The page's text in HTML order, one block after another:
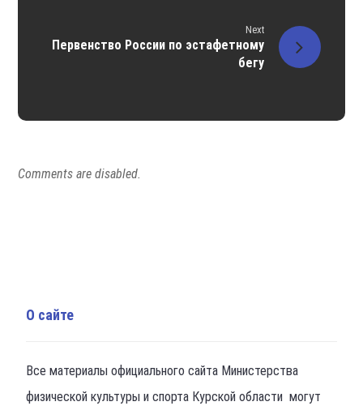
Next
Первенство России по эстафетному
бегу
Comments are disabled.
О сайте
Все материалы официального сайта Министерства
физической культуры и спорта Курской области могут